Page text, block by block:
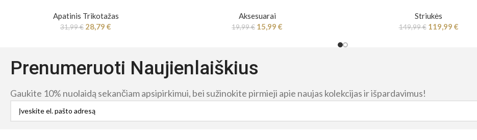
Apatinis Trikotažas
31,99€ 28,79 €
Aksesuarai
19,99€ 15,99 €
Striukės
149,99€ 119,99 €
Prenumeruoti Naujienlaiškius
Gaukite 10% nuolaidą sekančiam apsipirkimui, bei sužinokite pirmieji apie naujas kolekcijas ir išpardavimus!